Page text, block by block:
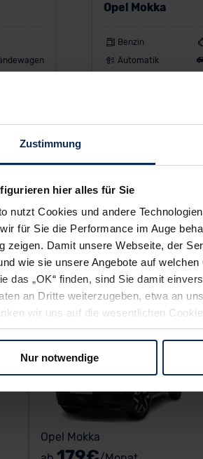
Zustimmung
hier alles für Sie
nutzt Cookies und andere
für Sie die Performance im Auge
zeigen. Damit unsere Webseite, der
wie sie unsere Angebote auf
das „OK“ finden, sind Sie damit
an Dritte weiterzugeben, etwa an
wir uns auf die wesentlichen
nicht perfekt auf dem Weg zu Ihrem
Daten an Empfänger außerhalb der
in ein Land außerhalb der EU
der EU-
c DSGVO) oder wenn Sie hierzu Ihre
Nur notwendige
Opel Mokka
Benzin
Automatik
ab181 €/
Opel Mokka